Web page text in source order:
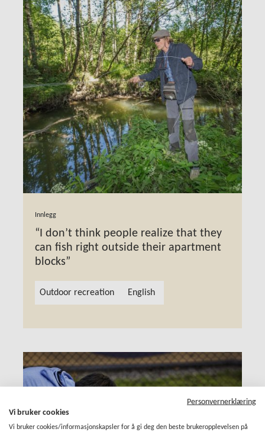
Innlegg
“I don’t think people realize that they
can fish right outside their apartment
blocks”
Outdoor recreation English
Personvernerklæring
Vi bruker cookies
Vi bruker cookies/informasjonskapsler for å gi deg den beste brukeropplevelsen på